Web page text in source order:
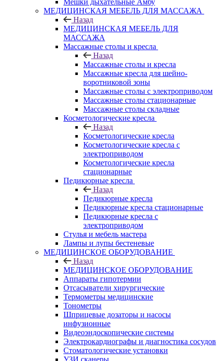
МЕДИЦИНСКАЯ МЕБЕЛЬ ДЛЯ МАССАЖА
Назад
МЕДИЦИНСКАЯ МЕБЕЛЬ ДЛЯ
МАССАЖА
Массажные столы и кресла
Назад
Массажные столы и кресла
Массажные кресла для шейно-
воротниковой зоны
Массажные столы с электроприводом
Массажные столы стационарные
Массажные столы складные
Косметологические кресла
Назад
Косметологические кресла
Косметологические кресла с
электроприводом
Косметологические кресла
стационарные
Педикюрные кресла
Назад
Педикюрные кресла
Педикюрные кресла стационарные
Педикюрные кресла с
электроприводом
Стулья и мебель мастера
Лампы и лупы бестеневые
МЕДИЦИНСКОЕ ОБОРУДОВАНИЕ
Назад
МЕДИЦИНСКОЕ ОБОРУДОВАНИЕ
Аппараты гипотермии
Отсасыватели хирургические
Термометры медицинские
Тонометры
Шприцевые дозаторы и насосы
инфузионные
Видеоэндоскопические системы
Электрокардиографы и диагностика сосудов
Стоматологические установки
УЗИ сканеры